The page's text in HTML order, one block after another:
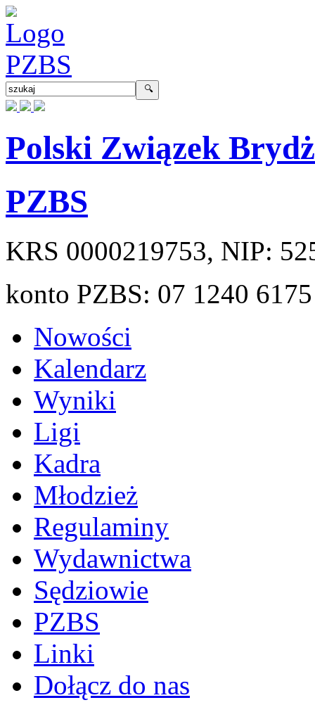
Polski Związek
PZBS
KRS 0000219753, NIP:
konto PZBS: 07 1240
Nowości
Kalendarz
Wyniki
Ligi
Kadra
Młodzież
Regulaminy
Wydawnictwa
Sędziowie
PZBS
Linki
Dołącz do nas